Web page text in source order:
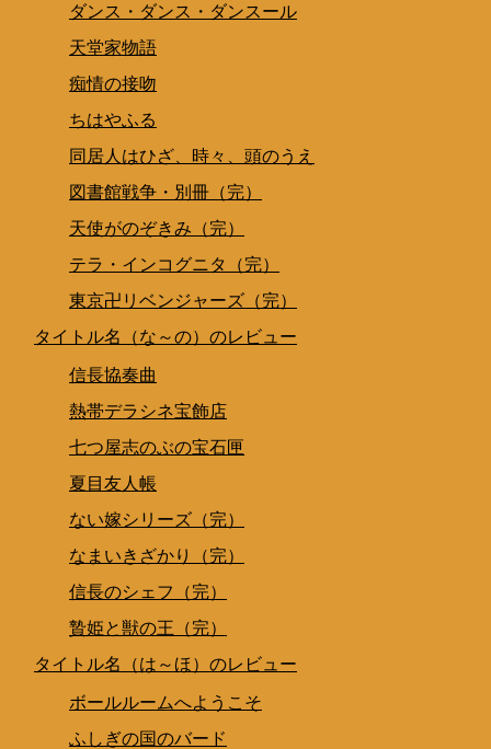
ダンス・ダンス・ダンスール
天堂家物語
痴情の接吻
ちはやふる
同居人はひざ、時々、頭のうえ
図書館戦争・別冊（完）
天使がのぞきみ（完）
テラ・インコグニタ（完）
東京卍リベンジャーズ（完）
タイトル名（な～の）のレビュー
信長協奏曲
熱帯デラシネ宝飾店
七つ屋志のぶの宝石匣
夏目友人帳
ない嫁シリーズ（完）
なまいきざかり（完）
信長のシェフ（完）
贄姫と獣の王（完）
タイトル名（は～ほ）のレビュー
ボールルームへようこそ
ふしぎの国のバード